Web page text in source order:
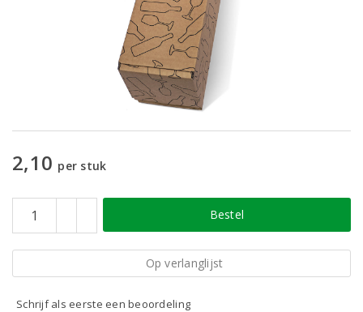
2,10 per stuk
Bestel
Op verlanglijst
Schrijf als eerste een beoordeling